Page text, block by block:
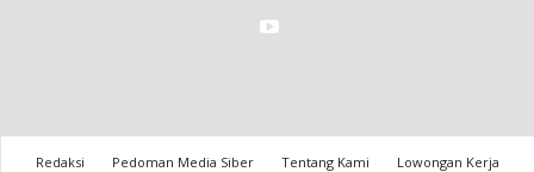
Redaksi Pedoman Media Siber Tentang Kami
Lowongan Kerja